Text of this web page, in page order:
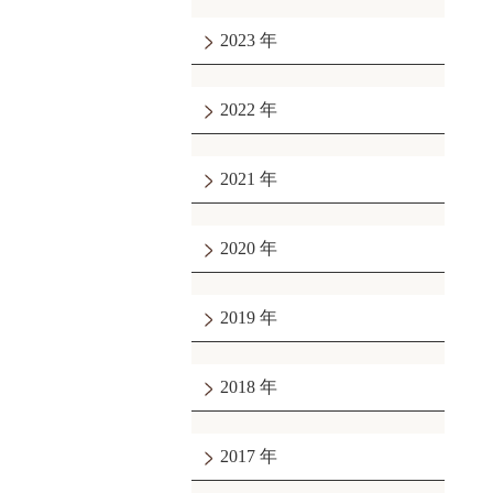
2023
2022
2021
2020
2019
2018
2017